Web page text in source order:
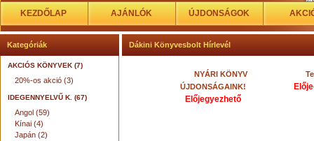
KEZDŐLAP AJÁNLÓK ÚJDONSÁGOK
Kategóriák
AKCIÓS KÖNYVEK (7)
20%-os akció (3)
IDEGENNYELVŰ K. (67)
Angol (59)
Kínai (4)
Japán (2)
Dákini Könyvesbolt Hírlevél
NYÁRI KÖNYV
ÚJDONSÁGAINK!
Előjegyezhető